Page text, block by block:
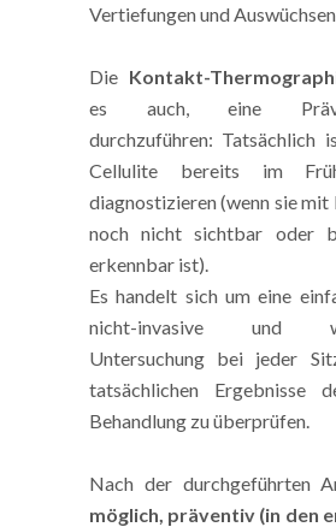
Vertiefungen und Auswüchsen.
Die Kontakt-
es auch, eine
durchzuführen: Tatsächlich
Cellulite bereits im
diagnostizieren (wenn sie mit
noch nicht sichtbar oder
erkennbar ist).
Es handelt sich um eine
nicht-invasive und
Untersuchung bei jeder
tatsächlichen Ergebnisse
Behandlung zu überprüfen.
Nach der durchgeführten
möglich, präventiv (in den